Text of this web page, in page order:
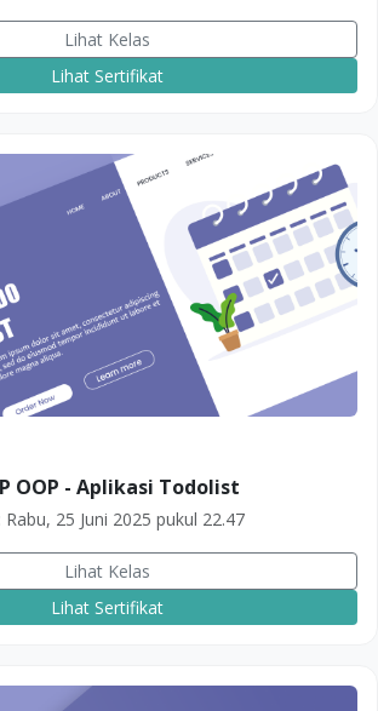
Lihat Kelas
Lihat Sertifikat
OOP - Aplikasi Todolist
Rabu, 25 Juni 2025 pukul 22.47
Lihat Kelas
Lihat Sertifikat